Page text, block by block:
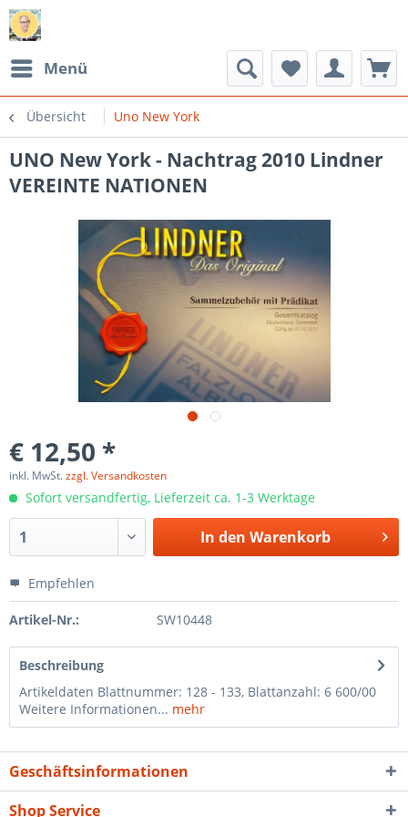
Menü
Übersicht Uno New York
UNO New York - Nachtrag 2010 Lindner
VEREINTE NATIONEN
€ 12,50 *
inkl. MwSt.zzgl. Versandkosten
Sofort versandfertig, Lieferzeit ca. 1-3 Werktage
In den Warenkorb
Empfehlen
Artikel-Nr.: SW10448
Beschreibung
Artikeldaten Blattnummer: 128 - 133, Blattanzahl: 6 600/00
Weitere Informationen... mehr
Geschäftsinformationen
Shop Service